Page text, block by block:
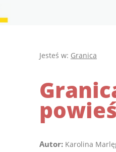
Jesteś w: Granica
Autor: Karolina